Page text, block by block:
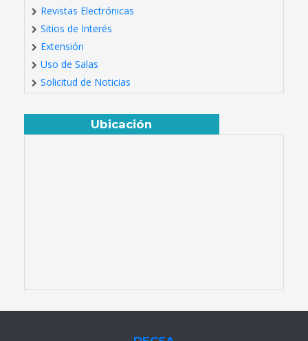
Revistas Electrónicas
Sitios de Interés
Extensión
Uso de Salas
Solicitud de Noticias
Ubicación